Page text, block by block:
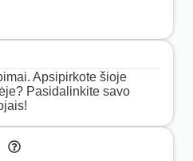
Apsipirkote šioje
Pasidalinkite savo